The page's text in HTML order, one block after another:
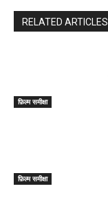
RELATED ARTICLES
फ़िल्म समीक्षा
फ़िल्म समीक्षा